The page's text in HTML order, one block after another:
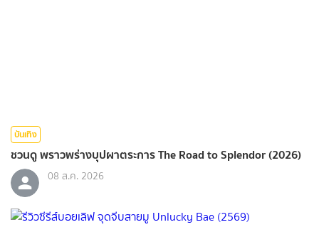
บันเทิง
ชวนดู พราวพร่างบุปผาตระการ The Road to Splendor (2026)
08 ส.ค. 2026